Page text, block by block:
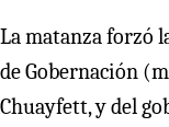
La matanza forzó
de Gobernación
Chuayfett, y del